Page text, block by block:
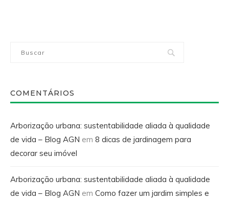
COMENTÁRIOS
Arborização urbana: sustentabilidade aliada à qualidade
de vida – Blog AGN em 8 dicas de jardinagem para
decorar seu imóvel
Arborização urbana: sustentabilidade aliada à qualidade
de vida – Blog AGN em Como fazer um jardim simples e